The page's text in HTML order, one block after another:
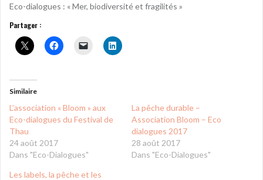
Eco-dialogues : « Mer, biodiversité et fragilités »
Partager :
Similaire
L’association « Bloom » aux
Eco-dialogues du Festival de
Thau
24 août 2017
Dans "Eco-Dialogues"
La pêche durable –
Association Bloom – Eco
dialogues 2017
28 août 2017
Dans "Eco-Dialogues"
Les labels, la pêche et les